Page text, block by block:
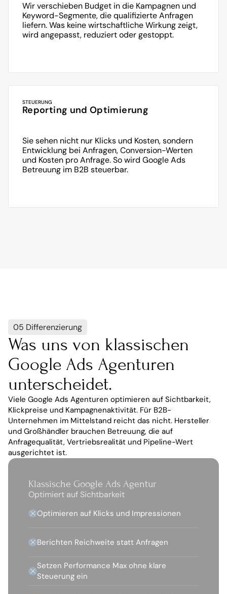
Wir verschieben Budget in die Kampagnen und
Keyword-Segmente, die qualifizierte Anfragen
liefern. Was keine wirtschaftliche Wirkung zeigt,
wird angepasst, reduziert oder gestoppt.
STEUERUNG
Reporting und Optimierung
Sie sehen nicht nur Klicks und Kosten, sondern
Entwicklung bei Anfragen, Conversion-Werten
und Kosten pro Anfrage. So wird Google Ads
Betreuung im B2B steuerbar.
05 Differenzierung
Was uns von klassischen
Google Ads Agenturen
unterscheidet.
Viele Google Ads Agenturen optimieren auf Sichtbarkeit,
Klickpreise und Kampagnenaktivität. Für B2B-
Unternehmen im Mittelstand reicht das nicht. Hersteller
und Großhändler brauchen Betreuung, die auf
Anfragequalität, Vertriebsrealität und Pipeline-Wert
ausgerichtet ist.
Klassische Google Ads Agentur
Optimiert auf Sichtbarkeit
Optimieren auf Klicks und Impressionen
Berichten Reichweite statt Anfragen
Setzen Performance Max ohne klare
Steuerung ein